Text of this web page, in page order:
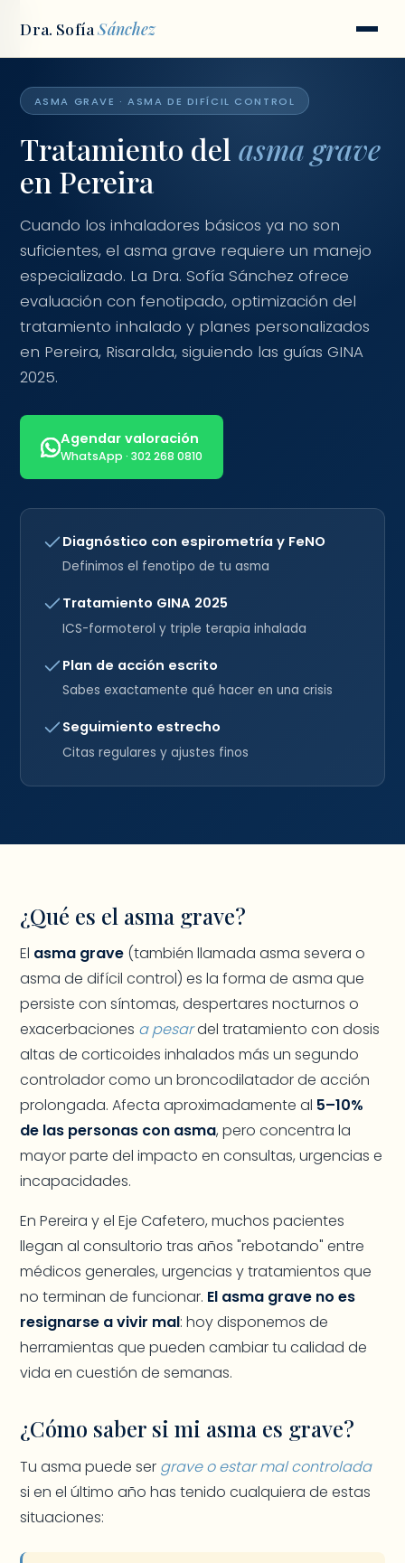
Dra. SofíaSánchez
Inicio / Asma grave
ASMA GRAVE · ASMA DE DIFÍCIL CONTROL
Tratamiento delasma grave
en Pereira
Cuando los inhaladores básicos ya no son
suficientes, el asma grave requiere un manejo
especializado. La Dra. Sofía Sánchez ofrece
evaluación con fenotipado, optimización del
tratamiento inhalado y planes personalizados
en Pereira, Risaralda, siguiendo las guías GINA
2025.
Agendar valoración
WhatsApp · 302 268 0810
Diagnóstico con espirometría y FeNO
Definimos el fenotipo de tu asma
Tratamiento GINA 2025
ICS-formoterol y triple terapia inhalada
Plan de acción escrito
Sabes exactamente qué hacer en una crisis
Seguimiento estrecho
Citas regulares y ajustes finos
¿Qué es el asma grave?
El asma grave (también llamada asma severa o
asma de difícil control) es la forma de asma que
persiste con síntomas, despertares nocturnos o
exacerbaciones a pesardel tratamiento con dosis
altas de corticoides inhalados más un segundo
controlador como un broncodilatador de acción
prolongada. Afecta aproximadamente al 5–10%
de las personas con asma, pero concentra la
mayor parte del impacto en consultas, urgencias e
incapacidades.
En Pereira y el Eje Cafetero, muchos pacientes
llegan al consultorio tras años "rebotando" entre
médicos generales, urgencias y tratamientos que
no terminan de funcionar. El asma grave no es
resignarse a vivir mal: hoy disponemos de
herramientas que pueden cambiar tu calidad de
vida en cuestión de semanas.
¿Cómo saber si mi asma es grave?
Tu asma puede ser grave o estar mal controlada
si en el último año has tenido cualquiera de estas
situaciones: